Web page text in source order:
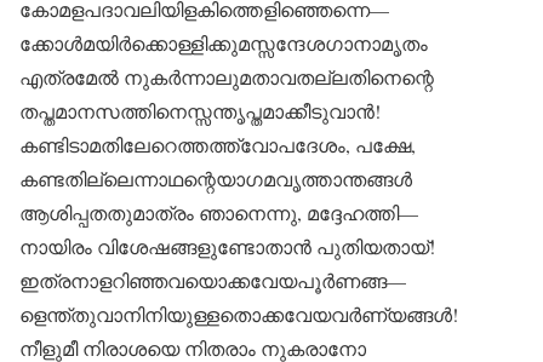
കോമളപദാവലിയിളകിത്തെളിഞ്ഞെന്നെ—
ക്കോൾമയിർക്കൊള്ളിക്കുമസ്സന്ദേശഗാനാമൃതം
എത്രമേൽ നുകർന്നാലുമതാവതല്ലതിനെന്റെ
തപ്തമാനസത്തിനെസ്സന്തൃപ്തമാക്കീടുവാൻ!
കണ്ടിടാമതിലേറെത്തത്ത്വോപദേശം, പക്ഷേ,
കണ്ടതില്ലെന്നാഥന്റെയാഗമവൃത്താന്തങ്ങൾ
ആശിപ്പതതുമാത്രം ഞാനെന്നു, മദ്ദേഹത്തി—
നായിരം വിശേഷങ്ങളുണ്ടോതാൻ പുതിയതായ്!
ഇത്രനാളറിഞ്ഞവയൊക്കവേയപൂർണങ്ങ—
ളെന്ത്തുവാനിനിയുള്ളതൊക്കവേയവർണ്യങ്ങൾ!
നീളുമീ നിരാശയെ നിതരാം നുകരാനോ